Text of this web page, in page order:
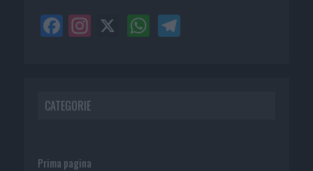
CATEGORIE
Prima pagina